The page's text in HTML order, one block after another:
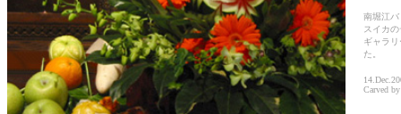
南堀江
スイカ
ギャラ
た。
Carved